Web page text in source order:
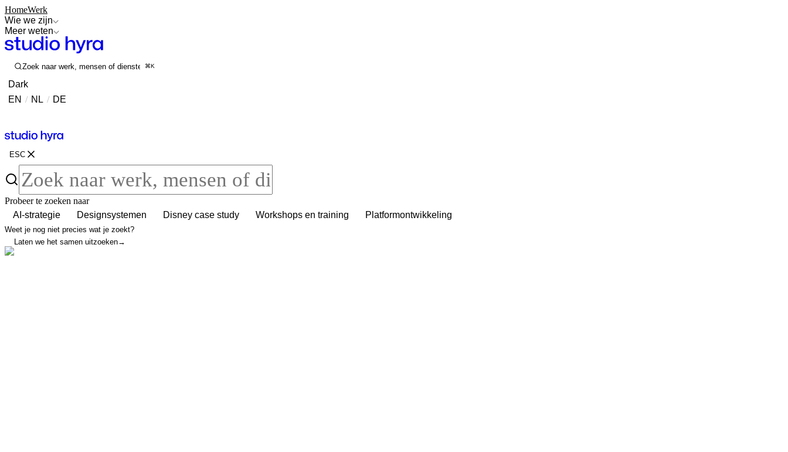
HomeWerk
Wie we zijn
Meer weten
Zoek naar werk, mensen of diensten⌘K
Dark
EN / NL / DE
ESC
Probeer te zoeken naar
AI-strategie
Designsystemen Disney case study Workshops en training Platformontwikkeling
Weet je nog niet precies wat je zoekt?
Laten we het samen uitzoeken→